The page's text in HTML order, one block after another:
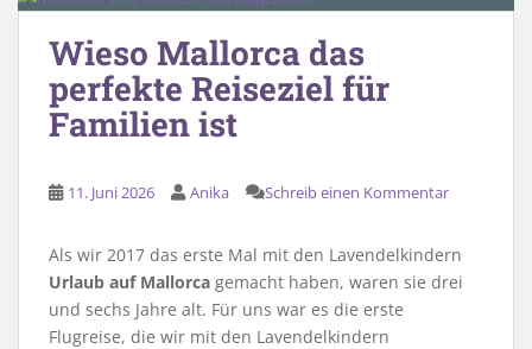
Wieso Mallorca das
perfekte Reiseziel für
Familien ist
11. Juni 2026 Anika Schreib einen Kommentar
Als wir 2017 das erste Mal mit den Lavendelkindern
Urlaub auf Mallorca gemacht haben, waren sie drei
und sechs Jahre alt. Für uns war es die erste
Flugreise, die wir mit den Lavendelkindern